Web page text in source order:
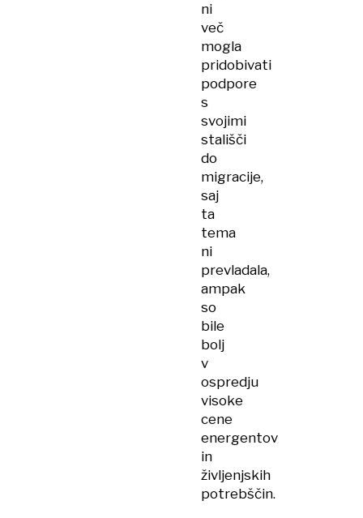
ni
več
mogla
pridobivati
podpore
s
svojimi
stališči
do
migracije,
saj
ta
tema
ni
prevladala,
ampak
so
bile
bolj
v
ospredju
visoke
cene
energentov
in
življenjskih
potrebščin.